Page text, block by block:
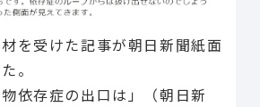
を受けた記事が朝日新聞紙面
。
依存症の出口は」（朝日新